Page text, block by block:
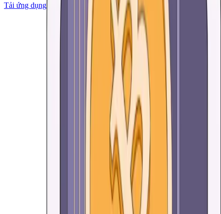
Tải ứng dụng về